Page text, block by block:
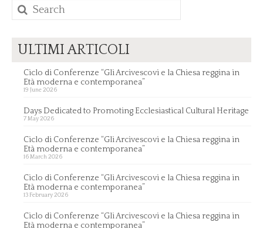
Search
for:
ULTIMI ARTICOLI
Ciclo di Conferenze “Gli Arcivescovi e la Chiesa reggina in
Età moderna e contemporanea”
19 June 2026
Days Dedicated to Promoting Ecclesiastical Cultural Heritage
7 May 2026
Ciclo di Conferenze “Gli Arcivescovi e la Chiesa reggina in
Età moderna e contemporanea”
16 March 2026
Ciclo di Conferenze “Gli Arcivescovi e la Chiesa reggina in
Età moderna e contemporanea”
13 February 2026
Ciclo di Conferenze “Gli Arcivescovi e la Chiesa reggina in
Età moderna e contemporanea”